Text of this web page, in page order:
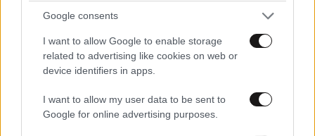
Google consents
I want to allow Google to enable storage
related to advertising like cookies on web or
device identifiers in apps.
I want to allow my user data to be sent to
Google for online advertising purposes.
Απαντήστε
ΠΡΟΔΟΤΗΣ 28·06·2018 08:34